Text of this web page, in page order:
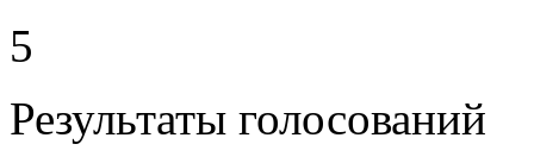
5
Результаты голосований